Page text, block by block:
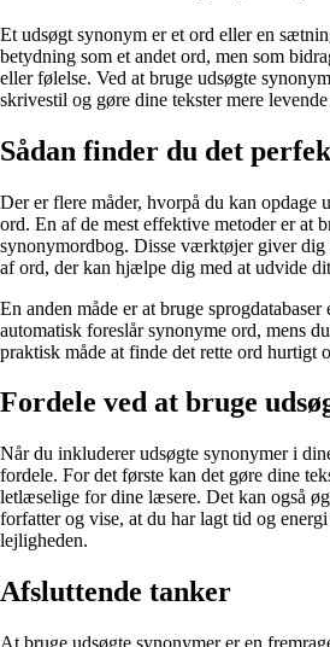
Et udsøgt synonym er et ord eller en
betydning som et andet ord, men som
eller følelse. Ved at bruge udsøgte
skrivestil og gøre dine tekster mere levende
Sådan finder du det
Der er flere måder, hvorpå du kan opdage
ord. En af de mest effektive metoder er at
synonymordbog. Disse værktøjer giver dig
af ord, der kan hjælpe dig med at udvide
En anden måde er at bruge
automatisk foreslår synonyme ord, mens
praktisk måde at finde det rette ord hurtigt
Fordele ved at bruge
Når du inkluderer udsøgte synonymer i
fordele. For det første kan det gøre dine
letlæselige for dine læsere. Det kan også
forfatter og vise, at du har lagt tid og
lejligheden.
Afsluttende tanker